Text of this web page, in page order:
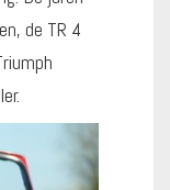
de TR 4